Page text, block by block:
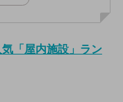
気「屋内施設」ラン